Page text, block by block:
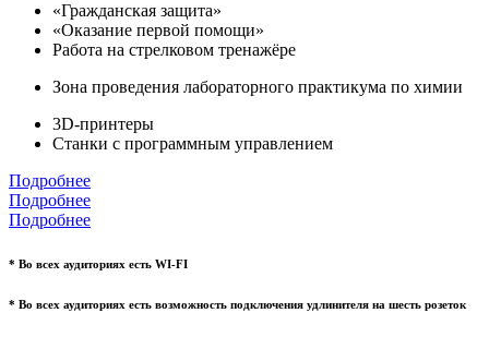
«Гражданская защита»
«Оказание первой помощи»
Работа на стрелковом тренажёре
Зона проведения лабораторного практикума по химии
3D-принтеры
Станки с программным управлением
Подробнее
Подробнее
Подробнее
* Во всех аудиториях есть WI-FI
* Во всех аудиториях есть возможность подключения удлинителя на шесть розеток